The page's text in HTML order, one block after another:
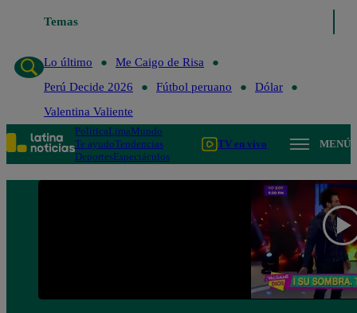
Temas
Lo último
Me Caigo de Risa
Perú Decide 2026
Fútbol peruano
Dólar
Valentina Valiente
PolíticaLimaMundo
Te ayudoTendencias
DeportesEspectáculos
TV en vivo MENÚ